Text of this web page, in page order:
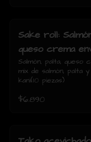
Sake roll:
queso crema
de salmón,
kani(10 piezas)
Salmón, palta, queso
mix de salmón, palta
kani(10 piezas)
$6.890